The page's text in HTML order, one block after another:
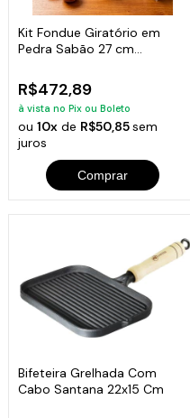
Kit Fondue Giratório em
Pedra Sabão 27 cm
R$472,89
à vista no Pix ou Boleto
ou10x de R$50,85sem
juros
Comprar
Bifeteira Grelhada Com
Cabo Santana 22x15 Cm